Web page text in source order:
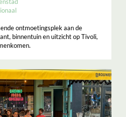
ontmoetingsplek aan de
binnentuin en uitzicht op Tivoli,